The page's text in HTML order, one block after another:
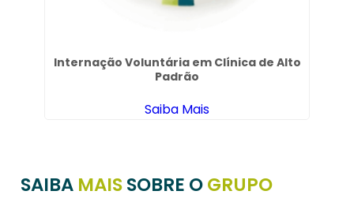
Internação Voluntária em Clínica de Alto
Padrão
Saiba Mais
SAIBA MAISSOBRE OGRUPO